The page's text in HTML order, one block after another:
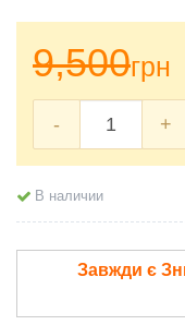
9,500грн
- +
В наличии
Завжди є